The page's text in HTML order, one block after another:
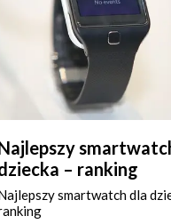
– ranking
smartwatch dla